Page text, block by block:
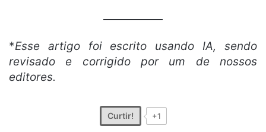
*Esse artigo foi escrito usando IA, sendo
revisado e corrigido por um de nossos
editores.
Curtir! +1